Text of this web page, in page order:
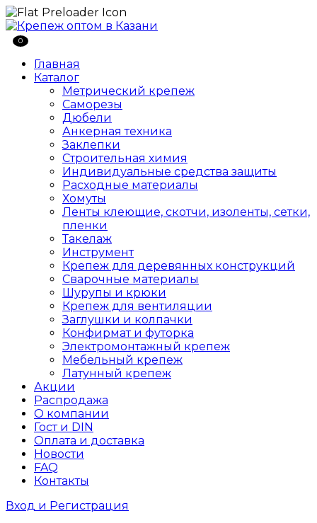
0
Главная
Каталог
Метрический крепеж
Саморезы
Дюбели
Анкерная техника
Заклепки
Строительная химия
Индивидуальные средства защиты
Расходные материалы
Хомуты
Ленты клеющие, скотчи, изоленты, сетки,
пленки
Такелаж
Инструмент
Крепеж для деревянных конструкций
Сварочные материалы
Шурупы и крюки
Крепеж для вентиляции
Заглушки и колпачки
Конфирмат и футорка
Электромонтажный крепеж
Мебельный крепеж
Латунный крепеж
Акции
Распродажа
О компании
Гост и DIN
Оплата и доставка
Новости
FAQ
Контакты
Вход и Регистрация